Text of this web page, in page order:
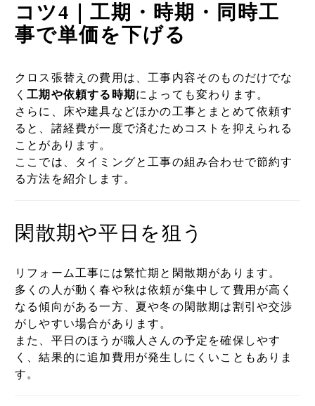
コツ4｜工期・時期・同時工
事で単価を下げる
クロス張替えの費用は、工事内容そのものだけでな
く工期や依頼する時期 によっても変わります。
さらに、床や建具などほかの工事とまとめて依頼す
ると、諸経費が一度で済むためコストを抑えられる
ことがあります。
ここでは、タイミングと工事の組み合わせで節約す
る方法を紹介します。
閑散期や平日を狙う
リフォーム工事には繁忙期と閑散期があります。
多くの人が動く春や秋は依頼が集中して費用が高く
なる傾向がある一方、夏や冬の閑散期は割引や交渉
がしやすい場合があります。
また、平日のほうが職人さんの予定を確保しやす
く、結果的に追加費用が発生しにくいこともありま
す。